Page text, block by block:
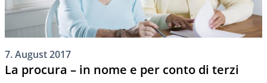
7. August 2017
La procura – in nome e per conto di terzi